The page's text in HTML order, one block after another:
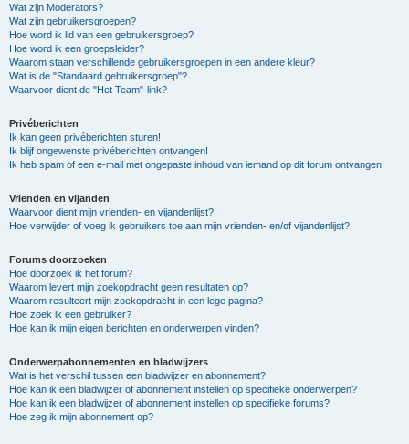
Wat zijn Moderators?
Wat zijn gebruikersgroepen?
Hoe word ik lid van een gebruikersgroep?
Hoe word ik een groepsleider?
Waarom staan verschillende gebruikersgroepen in een andere kleur?
Wat is de "Standaard gebruikersgroep"?
Waarvoor dient de "Het Team"-link?
Privéberichten
Ik kan geen privéberichten sturen!
Ik blijf ongewenste privéberichten ontvangen!
Ik heb spam of een e-mail met ongepaste inhoud van iemand op dit forum ontvangen!
Vrienden en vijanden
Waarvoor dient mijn vrienden- en vijandenlijst?
Hoe verwijder of voeg ik gebruikers toe aan mijn vrienden- en/of vijandenlijst?
Forums doorzoeken
Hoe doorzoek ik het forum?
Waarom levert mijn zoekopdracht geen resultaten op?
Waarom resulteert mijn zoekopdracht in een lege pagina?
Hoe zoek ik een gebruiker?
Hoe kan ik mijn eigen berichten en onderwerpen vinden?
Onderwerpabonnementen en bladwijzers
Wat is het verschil tussen een bladwijzer en abonnement?
Hoe kan ik een bladwijzer of abonnement instellen op specifieke onderwerpen?
Hoe kan ik een bladwijzer of abonnement instellen op specifieke forums?
Hoe zeg ik mijn abonnement op?